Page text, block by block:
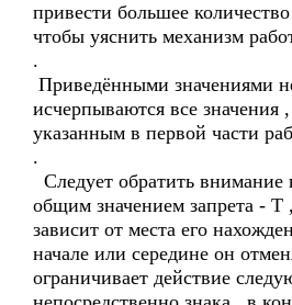
привести большее
чтобы уяснить механизм
.
Приведёнными значениями
исчерпываются все значения
указанным в первой части
.
Следует обратить внимание
общим значением запрета - Т
зависит от места его
начале или середине он
ограничивает действие